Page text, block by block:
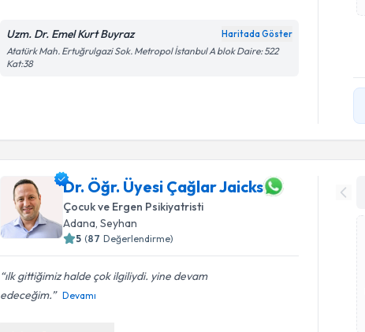
Uzm. Dr. Emel Kurt Buyraz Haritada Göster
Atatürk Mah. Ertuğrulgazi Sok. Metropol İstanbul A blok Daire: 522
Kat:38
Dr. Öğr. Üyesi Çağlar Jaicks
Çocuk ve Ergen Psikiyatristi
Adana, Seyhan
5 (87 Değerlendirme)
ılk gittiğimiz halde çok ilgiliydi. yine devam
edeceğim.
Devamı